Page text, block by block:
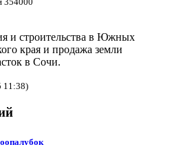
и строительства в Южных
края и продажа земли
в Сочи.
11:38)